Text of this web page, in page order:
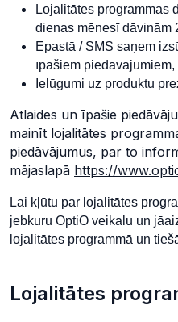
Lojalitātes programmas
dienas mēnesī dāvinām
Epastā / SMS saņem
īpašiem
Ielūgumi uz produktu
Atlaides un īpašie
mainīt lojalitātes
piedāvājumus, par to
mājaslapā https://
Lai kļūtu par lojalitātes
jebkuru OptiO veikalu un
lojalitātes programmā un
Lojalitātes